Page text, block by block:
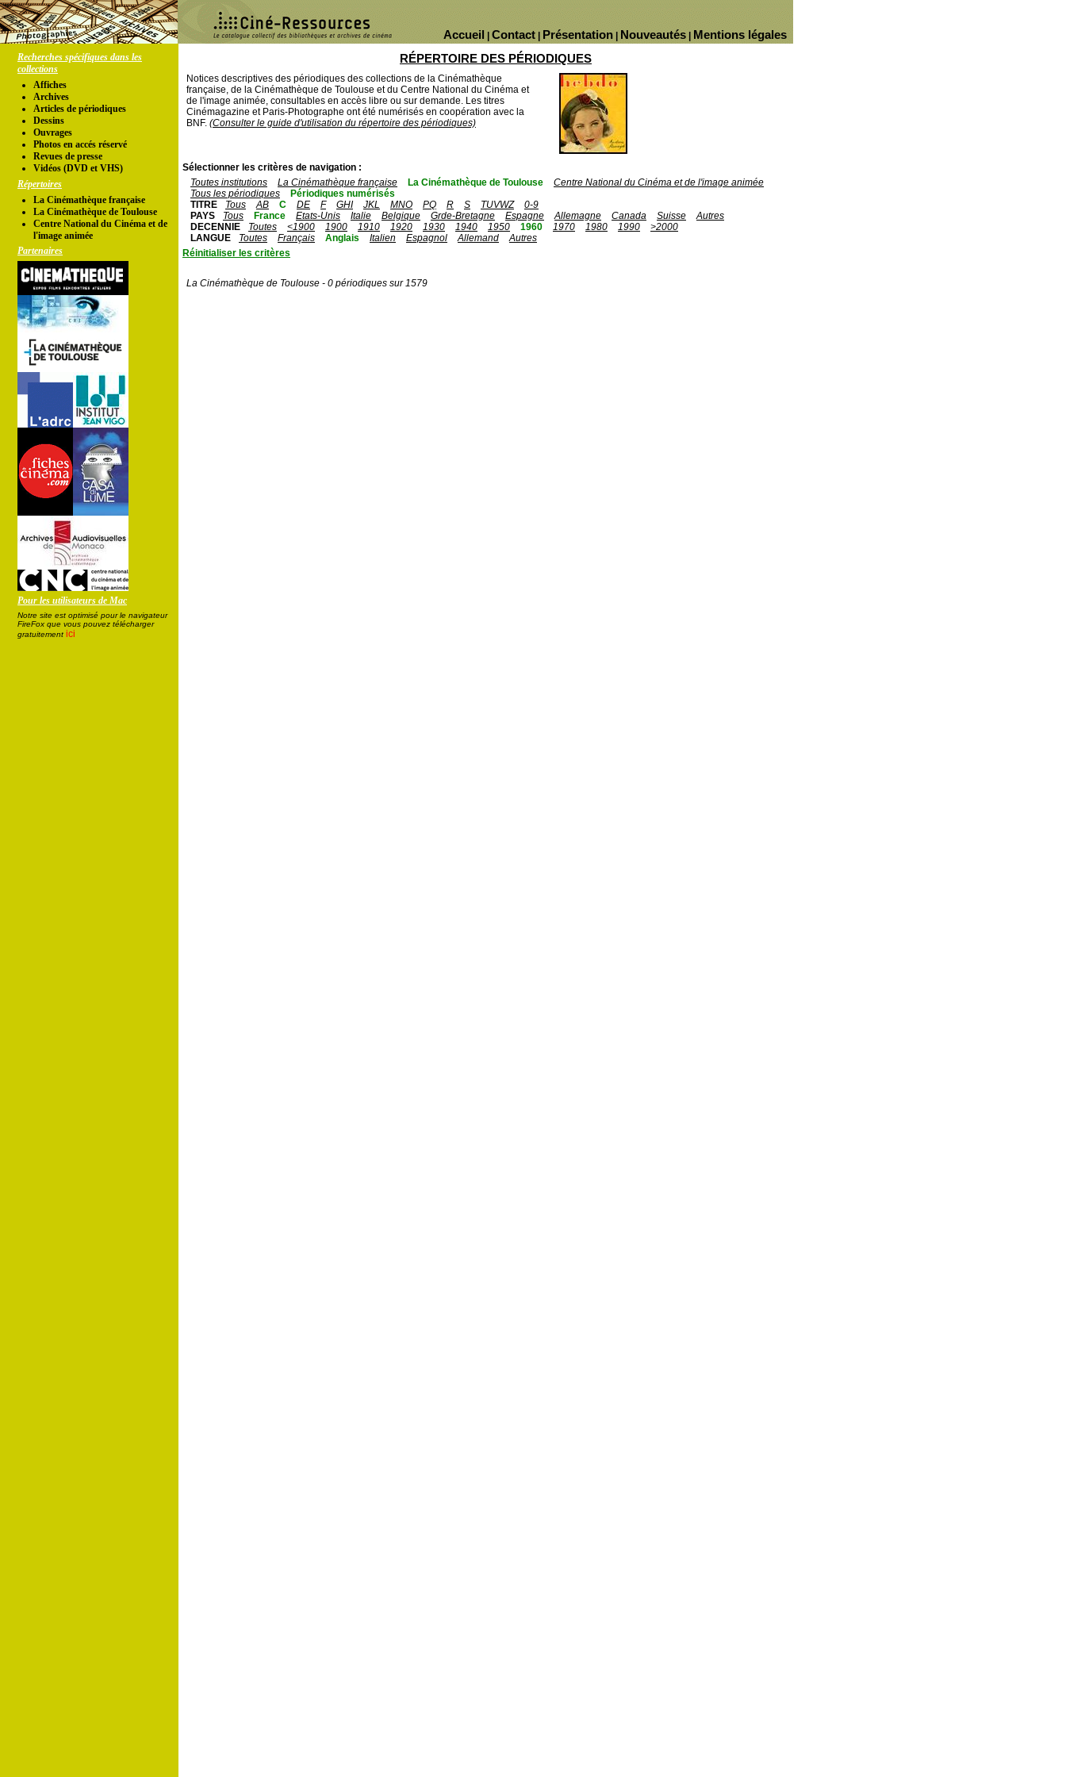
Mentions légales
Nouveautés
Présentation
Contact
Accueil
Recherches spécifiques dans les
collections
Affiches
Archives
Articles de périodiques
Dessins
Ouvrages
Photos en accés réservé
Revues de presse
Vidéos (DVD et VHS)
Répertoires
La Cinémathèque française
La Cinémathèque de Toulouse
Centre National du Cinéma et de
l'image animée
Partenaires
Pour les utilisateurs de Mac
Notre site est optimisé pour le navigateur
FireFox que vous pouvez télécharger
gratuitement ici
RÉPERTOIRE DES PÉRIODIQUES
Notices descriptives des périodiques des collections de la Cinémathèque
française, de la Cinémathèque de Toulouse et du Centre National du Cinéma et
de l'image animée, consultables en accès libre ou sur demande. Les titres
Cinémagazine et Paris-Photographe ont été numérisés en coopération avec la
BNF. (Consulter le guide d'utilisation du répertoire des périodiques)
Sélectionner les critères de navigation :
Toutes institutions
La Cinémathèque française La Cinémathèque de Toulouse
Centre National du Cinéma et de l'image animée
Tous les périodiques
Périodiques numérisés
TITRE
Tous AB C DE F GHI JKL MNO PQ R S TUVWZ
0-9
PAYS
Tous France Etats-Unis Italie Belgique Grde-Bretagne Espagne Allemagne Canada Suisse
Autres
DECENNIE
Toutes <1900 1900 1910 1920 1930 1940 1950 1960 1970 1980 1990
>2000
LANGUE
Toutes Français Anglais Italien Espagnol Allemand
Autres
Réinitialiser les critères
La Cinémathèque de Toulouse - 0 périodiques sur 1579